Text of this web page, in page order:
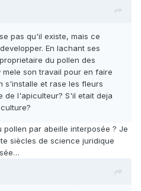
pas qu'il existe, mais ce
En lachant ses
du pollen des
son travail pour en faire
s'installe et rase les fleurs
de l'apiculteur? S'il etait deja
par abeille interposée ? Je
siècles de science juridique